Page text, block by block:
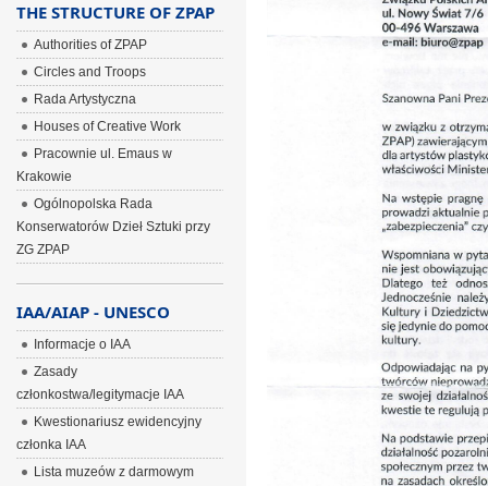
THE STRUCTURE OF ZPAP
Authorities of ZPAP
Circles and Troops
Rada Artystyczna
Houses of Creative Work
Pracownie ul. Emaus w
Krakowie
Ogólnopolska Rada
Konserwatorów Dzieł Sztuki przy
ZG ZPAP
IAA/AIAP - UNESCO
Informacje o IAA
Zasady
członkostwa/legitymacje IAA
Kwestionariusz ewidencyjny
członka IAA
Lista muzeów z darmowym